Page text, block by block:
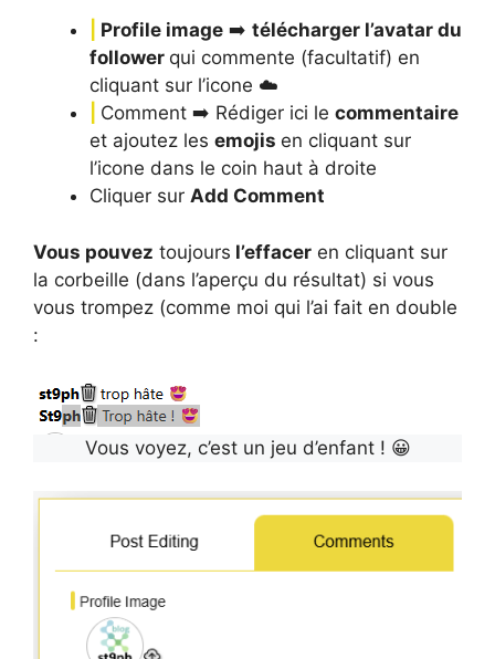
Profile image ➡️ télécharger l’avatar du
follower qui commente (facultatif) en
cliquant sur l’icone ☁️
Comment ➡️ Rédiger ici le commentaire
et ajoutez les emojis en cliquant sur
l’icone dans le coin haut à droite
Cliquer sur Add Comment
Vous pouvez toujours l’effacer en cliquant sur
la corbeille (dans l’aperçu du résultat) si vous
vous trompez (comme moi qui l’ai fait en double
:
Vous voyez, c’est un jeu d’enfant ! 😀